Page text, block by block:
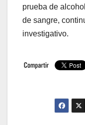
prueba de
de sangre,
investigativo.